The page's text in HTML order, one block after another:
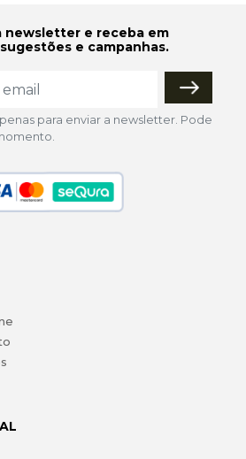
newsletter e receba em
e campanhas.
para enviar a newsletter. Pode